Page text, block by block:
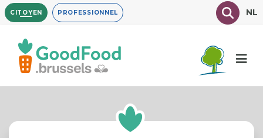
Aller
au
contenu
principal
CITOYEN PROFESSIONNEL TexteNL